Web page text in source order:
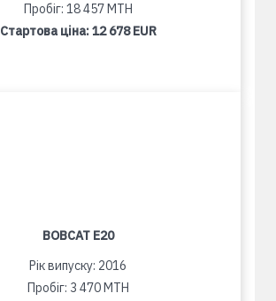
Пробіг: 18 457 MTH
Стартова ціна:12 678 EUR
BOBCAT E20
Рік випуску: 2016
Пробіг: 3 470 MTH